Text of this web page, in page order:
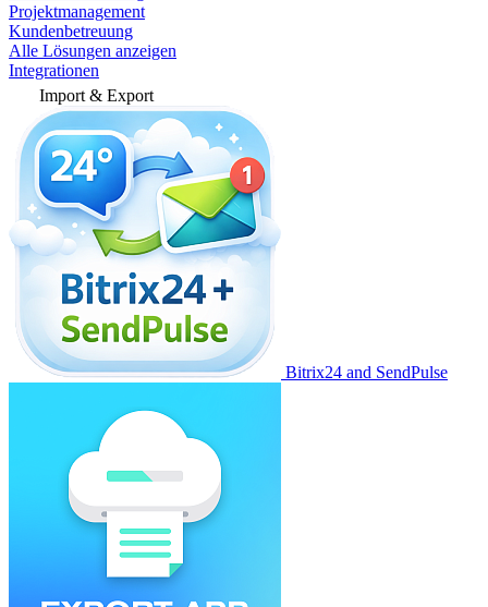
Projektmanagement
Kundenbetreuung
Alle Lösungen anzeigen
Integrationen
Import & Export
Bitrix24 and SendPulse